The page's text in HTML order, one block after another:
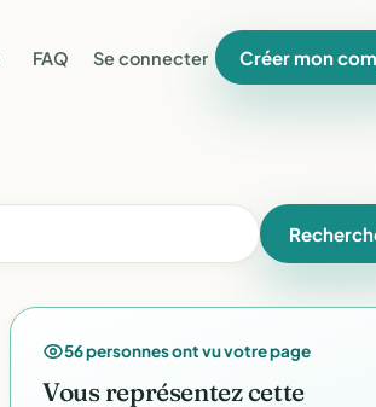
FAQ Se connecter Créer mon
56 personnes ont vu votre page
Vous représentez cette